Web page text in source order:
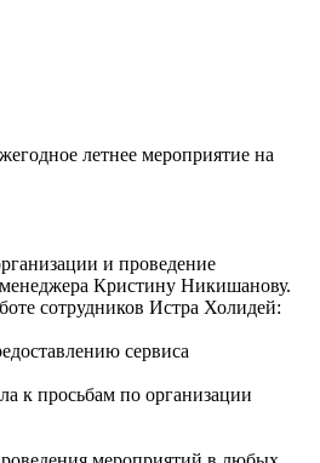
летнее мероприятие на
Кристину Никишанову.
сотрудников Истра Холидей:
сервиса